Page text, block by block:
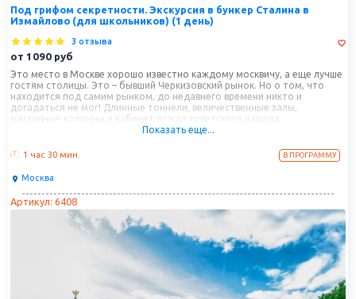
Под грифом секретности. Экскурсия в бункер Сталина в
Измайлово (для школьников) (1 день)
3 отзыва
от 1090 руб
Это место в Москве хорошо известно каждому москвичу, а еще лучше
гостям столицы. Это – бывший Черкизовский рынок. Но о том, что
находится под самим рынком, до недавнего времени никто и
догадаться не мог! Длинные тоннели, величественные залы,
массивные колонны и кабинет вождя советского народа.
Замаскированный сначала стадионом, а затем гигантским вещевым
вплоть до 1996 года. Когда же гриф секретности с объекта был снят,
то историки столкнулись с массой вопросов, ответы на которые
попытаемся найти и мы с вами.
Показать еще...
1 час 30 мин. В ПРОГРАММУ
Москва
Артикул: 6408